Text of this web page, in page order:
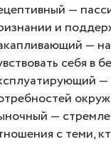
—
и
—
себя в
—
—
с теми,